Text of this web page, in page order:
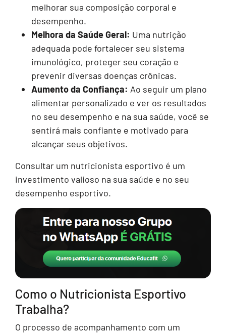
melhorar sua composição corporal e
desempenho.
Melhora da Saúde Geral: Uma nutrição
adequada pode fortalecer seu sistema
imunológico, proteger seu coração e
prevenir diversas doenças crônicas.
Aumento da Confiança: Ao seguir um plano
alimentar personalizado e ver os resultados
no seu desempenho e na sua saúde, você se
sentirá mais confiante e motivado para
alcançar seus objetivos.
Consultar um nutricionista esportivo é um
investimento valioso na sua saúde e no seu
desempenho esportivo.
Como o Nutricionista Esportivo
Trabalha?
O processo de acompanhamento com um